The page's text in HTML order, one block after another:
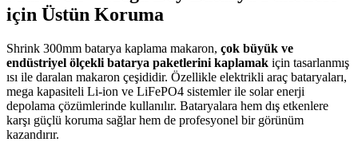
için Üstün Koruma
Shrink 300mm batarya kaplama makaron, çok büyük ve
endüstriyel ölçekli batarya paketlerini kaplamak için tasarlanmış
ısı ile daralan makaron çeşididir. Özellikle elektrikli araç bataryaları,
mega kapasiteli Li-ion ve LiFePO4 sistemler ile solar enerji
depolama çözümlerinde kullanılır. Bataryalara hem dış etkenlere
karşı güçlü koruma sağlar hem de profesyonel bir görünüm
kazandırır.